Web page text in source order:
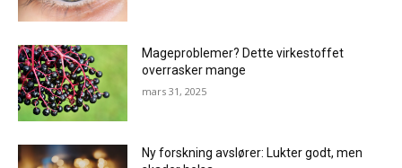
Mageproblemer? Dette virkestoffet
overrasker mange
mars 31, 2025
Ny forskning avslører: Lukter godt, men